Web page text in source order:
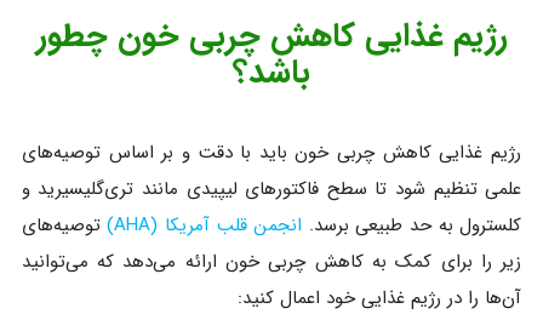
رژیم غذایی کاهش چربی خون چطور
باشد؟
رژیم غذایی کاهش چربی خون باید با دقت و بر اساس توصیه‌های
علمی تنظیم شود تا سطح فاکتورهای لیپیدی مانند تری‌گلیسیرید و
کلسترول به حد طبیعی برسد. انجمن قلب آمریکا (AHA)
توصیه‌های
زیر را برای کمک به کاهش چربی خون ارائه می‌دهد که می‌توانید
آن‌ها را در رژیم غذایی خود اعمال کنید: